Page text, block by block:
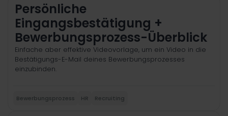
Persönliche
Eingangsbestätigung +
Bewerbungsprozess-Überblick
Einfache aber effektive Videovorlage, um ein Video in die
Bestätigungs-E-Mail deines Bewerbungsprozesses
einzubinden.
Bewerbungsprozess HR Recruiting